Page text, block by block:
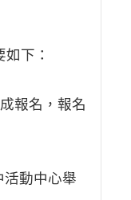
下：
報名，報名
活動中心舉